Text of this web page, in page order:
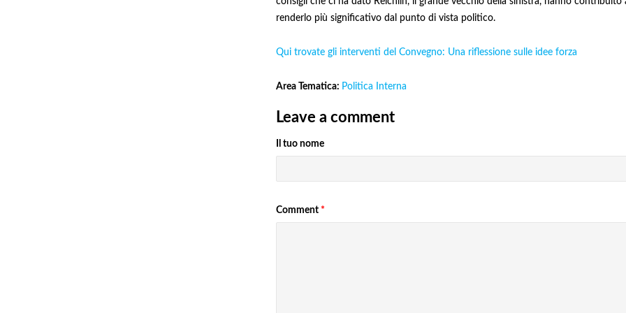
renderlo più significativo dal punto di vista politico.
Qui trovate gli interventi del Convegno: Una riflessione sulle idee forza
Area Tematica: Politica Interna
Leave a comment
Il tuo nome
Comment *